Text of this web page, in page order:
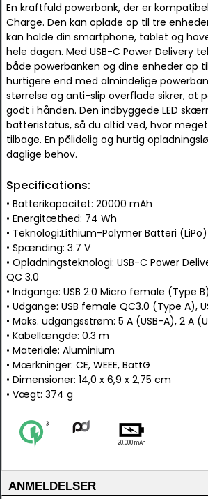
En kraftfuld powerbank, der er
Charge. Den kan oplade op til tre
kan holde din smartphone, tablet og
hele dagen. Med USB-C Power Delivery
både powerbanken og dine enheder op
hurtigere end med almindelige
størrelse og anti-slip overflade sikrer, at
godt i hånden. Den indbyggede LED
batteristatus, så du altid ved, hvor
tilbage. En pålidelig og hurtig
daglige behov.
Specifications:
• Batterikapacitet: 20000 mAh
• Energitæthed: 74 Wh
• Teknologi:Lithium-Polymer Batteri (LiPo)
• Spænding: 3.7 V
• Opladningsteknologi: USB-C Power
QC 3.0
• Indgange: USB 2.0 Micro female (Type
• Udgange: USB female QC3.0 (Type A),
• Maks. udgangsstrøm: 5 A (USB-A), 2 A
• Kabellængde: 0.3 m
• Materiale: Aluminium
• Mærkninger: CE, WEEE, BattG
• Dimensioner: 14,0 x 6,9 x 2,75 cm
• Vægt: 374 g
20.000 mAh
ANMELDELSER